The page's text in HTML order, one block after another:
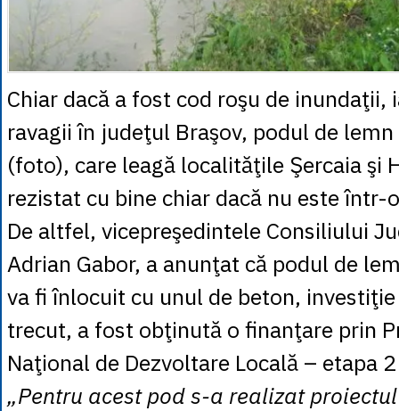
Chiar dacă a fost cod roşu de inundaţii,
ravagii în judeţul Braşov, podul de
(foto), care leagă localităţile Şercaia şi
rezistat cu bine chiar dacă nu este într-
De altfel, vicepreşedintele Consiliului
Adrian Gabor, a anunţat că podul de
va fi înlocuit cu unul de beton,
trecut, a fost obţinută o finanţare prin
Naţional de Dezvoltare Locală – etapa
„Pentru acest pod s-a realizat